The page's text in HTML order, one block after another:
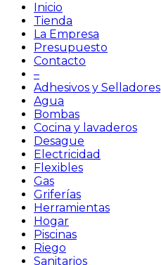
Inicio
Tienda
La Empresa
Presupuesto
Contacto
–
Adhesivos y Selladores
Agua
Bombas
Cocina y lavaderos
Desague
Electricidad
Flexibles
Gas
Griferías
Herramientas
Hogar
Piscinas
Riego
Sanitarios